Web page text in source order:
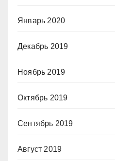
Январь 2020
Декабрь 2019
Ноябрь 2019
Октябрь 2019
Сентябрь 2019
Август 2019